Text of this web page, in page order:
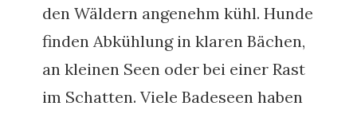
den Wäldern angenehm kühl. Hunde
finden Abkühlung in klaren Bächen,
an kleinen Seen oder bei einer Rast
im Schatten. Viele Badeseen haben